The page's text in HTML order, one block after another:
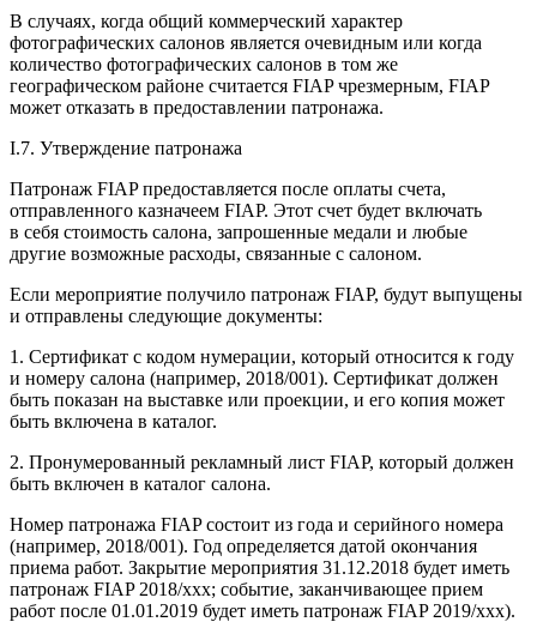
В случаях, когда общий коммерческий характер
фотографических салонов является очевидным или когда
количество фотографических салонов в том же
географическом районе считается FIAP чрезмерным, FIAP
может отказать в предоставлении патронажа.
I.7. Утверждение патронажа
Патронаж FIAP предоставляется после оплаты счета,
отправленного казначеем FIAP. Этот счет будет включать
в себя стоимость салона, запрошенные медали и любые
другие возможные расходы, связанные с салоном.
Если мероприятие получило патронаж FIAP, будут выпущены
и отправлены следующие документы:
1. Сертификат с кодом нумерации, который относится к году
и номеру салона (например, 2018/001). Сертификат должен
быть показан на выставке или проекции, и его копия может
быть включена в каталог.
2. Пронумерованный рекламный лист FIAP, который должен
быть включен в каталог салона.
Номер патронажа FIAP состоит из года и серийного номера
(например, 2018/001). Год определяется датой окончания
приема работ. Закрытие мероприятия 31.12.2018 будет иметь
патронаж FIAP 2018/xxx; событие, заканчивающее прием
работ после 01.01.2019 будет иметь патронаж FIAP 2019/xxx).